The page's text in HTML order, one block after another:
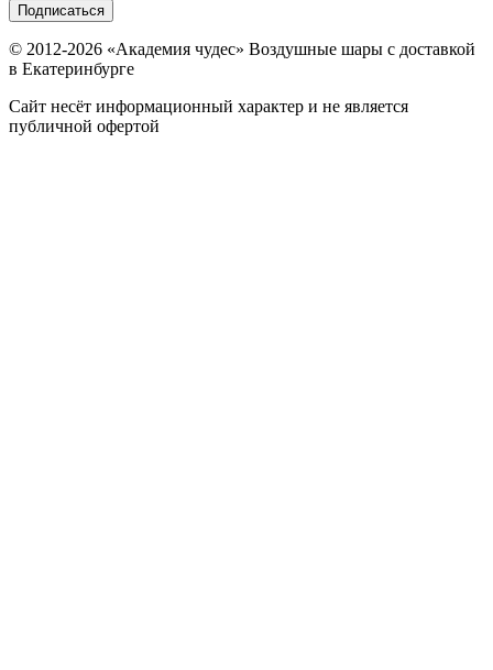
Подписаться
© 2012-2026 «Академия чудес» Воздушные шары с доставкой
в Екатеринбурге
Сайт несёт информационный характер и не является
публичной офертой